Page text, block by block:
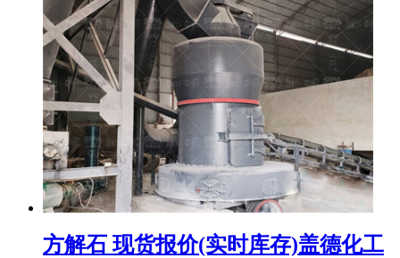
方解石 现货报价(实时库存)盖德化工